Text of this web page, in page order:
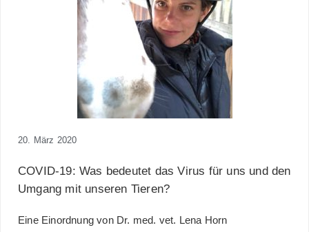
20. März 2020
COVID-19: Was bedeutet das Virus für uns und den
Umgang mit unseren Tieren?
Eine Einordnung von Dr. med. vet. Lena Horn